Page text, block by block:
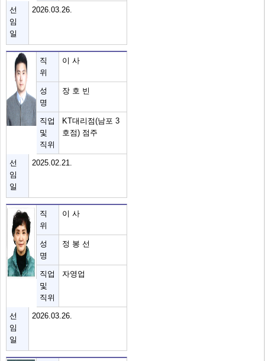
선
임
일
2026.03.26.
직
위
이 사
성
명
장 호 빈
직업
및
직위
KT대리점(남포 3
호점) 점주
선
임
일
2025.02.21.
직
위
이 사
성
명
정 봉 선
직업
및
직위
자영업
선
임
일
2026.03.26.